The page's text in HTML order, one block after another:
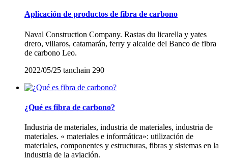
Aplicación de productos de fibra de carbono
Naval Construction Company. Rastas du licarella y yates
drero, villaros, catamarán, ferry y alcalde del Banco de fibra
de carbono Leo.
2022/05/25 tanchain 290
¿Qué es fibra de carbono?
Industria de materiales, industria de materiales, industria de
materiales. « materiales e informática»: utilización de
materiales, componentes y estructuras, fibras y sistemas en la
industria de la aviación.